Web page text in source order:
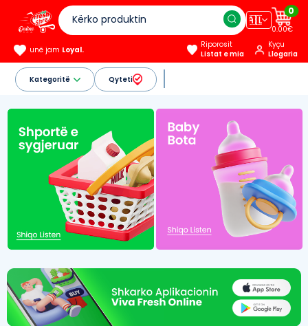
🇦🇱
0
0.00€
unë jam Loyal.
Riporosit
Listat e mia
Kyçu
Llogaria
Kategoritë Qyteti